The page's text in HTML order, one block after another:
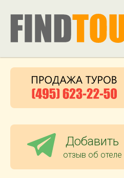
Добавить
отзыв об отеле